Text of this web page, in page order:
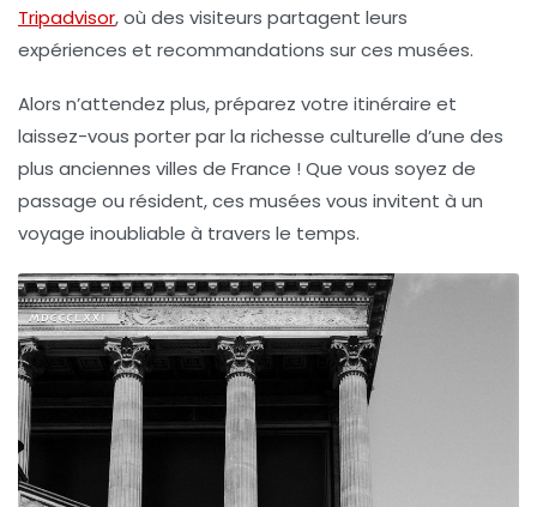
Tripadvisor, où des visiteurs partagent leurs
expériences et recommandations sur ces musées.
Alors n’attendez plus, préparez votre itinéraire et
laissez-vous porter par la richesse culturelle d’une des
plus anciennes villes de France ! Que vous soyez de
passage ou résident, ces musées vous invitent à un
voyage inoubliable à travers le temps.